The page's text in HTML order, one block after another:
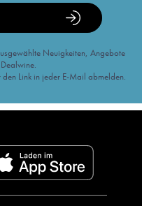
Neuigkeiten, Angebote
Link in jeder E-Mail abmelden.